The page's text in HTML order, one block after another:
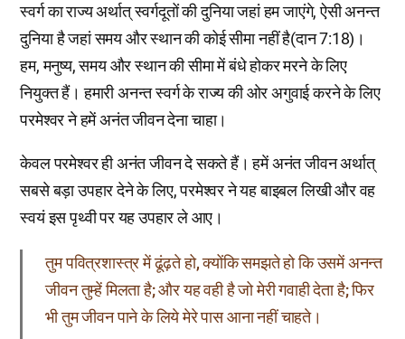
स्वर्ग का राज्य अर्थात् स्वर्गदूतों की दुनिया जहां हम जाएंगे, ऐसी अनन्त
दुनिया है जहां समय और स्थान की कोई सीमा नहीं है(दान 7:18)।
हम, मनुष्य, समय और स्थान की सीमा में बंधे होकर मरने के लिए
नियुक्त हैं। हमारी अनन्त स्वर्ग के राज्य की ओर अगुवाई करने के लिए
परमेश्वर ने हमें अनंत जीवन देना चाहा।
केवल परमेश्वर ही अनंत जीवन दे सकते हैं। हमें अनंत जीवन अर्थात्
सबसे बड़ा उपहार देने के लिए, परमेश्वर ने यह बाइबल लिखी और वह
स्वयं इस पृथ्वी पर यह उपहार ले आए।
तुम पवित्रशास्त्र में ढूंढ़ते हो, क्योंकि समझते हो कि उसमें अनन्त
जीवन तुम्हें मिलता है; और यह वही है जो मेरी गवाही देता है; फिर
भी तुम जीवन पाने के लिये मेरे पास आना नहीं चाहते।